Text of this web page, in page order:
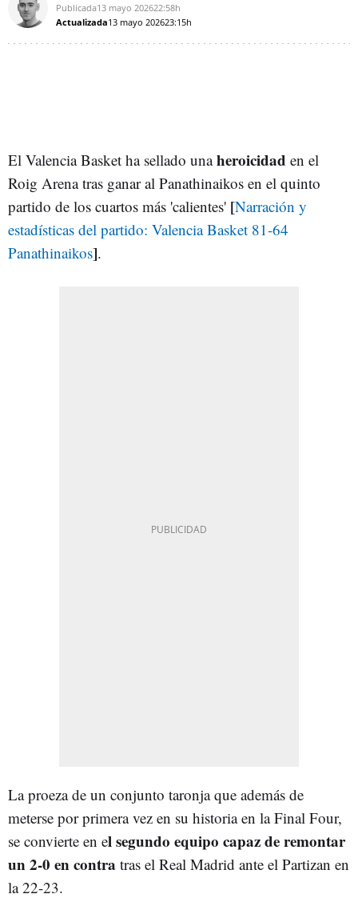
Publicada13 mayo 202622:58h
Actualizada13 mayo 202623:15h
El Valencia Basket ha sellado unaheroicidad en el
Roig Arena tras ganar al Panathinaikos en el quinto
partido de los cuartos más 'calientes' [Narración y
estadísticas del partido: Valencia Basket 81-64
Panathinaikos].
La proeza de un conjunto taronja que además de
meterse por primera vez en su historia en la Final Four,
se convierte en el segundo equipo capaz de remontar
un 2-0 en contra tras el Real Madrid ante el Partizan en
la 22-23.